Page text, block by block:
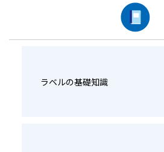
ラベルの基礎知識